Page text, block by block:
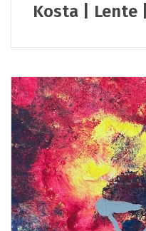
Kosta | Lente